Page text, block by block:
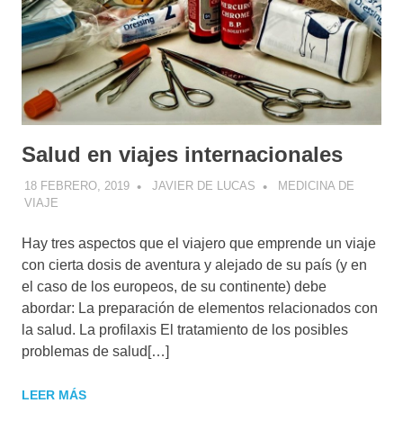
Salud en viajes internacionales
18 FEBRERO, 2019 JAVIER DE LUCAS
MEDICINA DE
VIAJE
Hay tres aspectos que el viajero que emprende un viaje
con cierta dosis de aventura y alejado de su país (y en
el caso de los europeos, de su continente) debe
abordar: La preparación de elementos relacionados con
la salud. La profilaxis El tratamiento de los posibles
problemas de salud[…]
LEER MÁS